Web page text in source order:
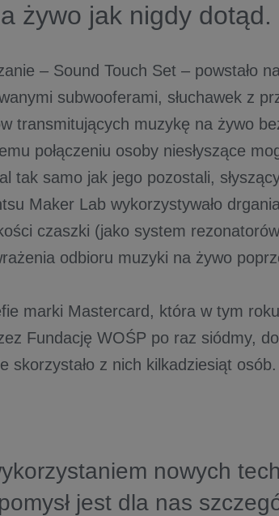
żywo jak nigdy dotąd.
– Sound Touch Set – powstało
subwooferami, słuchawek z
transmitujących muzykę na żywo
połączeniu osoby niesłyszące
tak samo jak jego pozostali,
Maker Lab wykorzystywało
czaszki (jako system
odbioru muzyki na żywo
marki Mastercard, która w tym roku
Fundację WOŚP po raz siódmy,
skorzystało z nich kilkadziesiąt osób.
nowych
jest dla nas